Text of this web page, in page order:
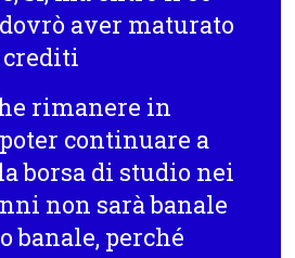
aver maturato
crediti
rimanere in
continuare a
borsa di studio nei
non sarà banale
banale, perché